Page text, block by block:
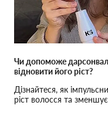
Чи допоможе
відновити його ріст?
Дізнайтеся, як
ріст волосся та